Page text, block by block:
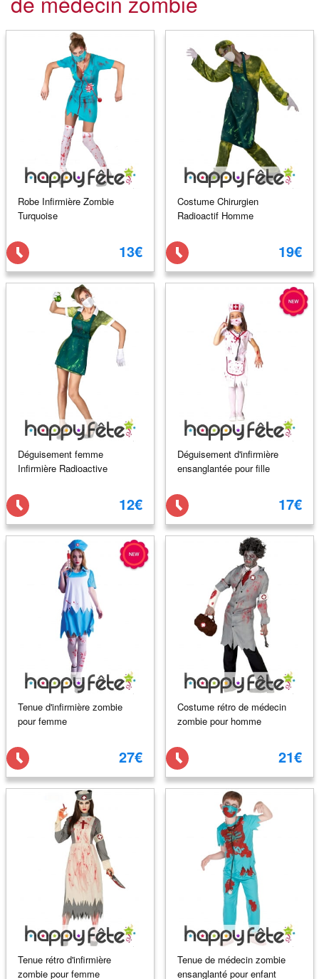
Robe Infirmière Zombie
Turquoise
13€
Costume Chirurgien
Radioactif Homme
19€
Déguisement femme
Infirmière Radioactive
12€
Déguisement d'infirmière
ensanglantée pour fille
17€
Tenue d'infirmière zombie
pour femme
27€
Costume rétro de médecin
zombie pour homme
21€
Tenue rétro d'infirmière
zombie pour femme
Tenue de médecin zombie
ensanglanté pour enfant